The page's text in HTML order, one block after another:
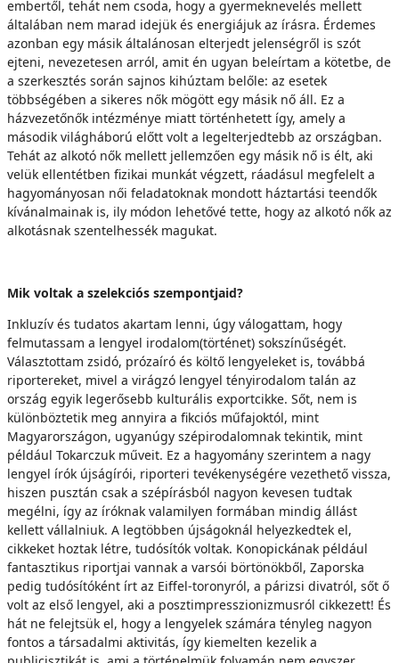
embertől, tehát nem csoda, hogy a gyermeknevelés mellett
általában nem marad idejük és energiájuk az írásra. Érdemes
azonban egy másik általánosan elterjedt jelenségről is szót
ejteni, nevezetesen arról, amit én ugyan beleírtam a kötetbe, de
a szerkesztés során sajnos kihúztam belőle: az esetek
többségében a sikeres nők mögött egy másik nő áll. Ez a
házvezetőnők intézménye miatt történhetett így, amely a
második világháború előtt volt a legelterjedtebb az országban.
Tehát az alkotó nők mellett jellemzően egy másik nő is élt, aki
velük ellentétben fizikai munkát végzett, ráadásul megfelelt a
hagyományosan női feladatoknak mondott háztartási teendők
kívánalmainak is, ily módon lehetővé tette, hogy az alkotó nők az
alkotásnak szentelhessék magukat.
Mik voltak a szelekciós szempontjaid?
Inkluzív és tudatos akartam lenni, úgy válogattam, hogy
felmutassam a lengyel irodalom(történet) sokszínűségét.
Választottam zsidó, prózaíró és költő lengyeleket is, továbbá
riportereket, mivel a virágzó lengyel tényirodalom talán az
ország egyik legerősebb kulturális exportcikke. Sőt, nem is
különböztetik meg annyira a fikciós műfajoktól, mint
Magyarországon, ugyanúgy szépirodalomnak tekintik, mint
például Tokarczuk műveit. Ez a hagyomány szerintem a nagy
lengyel írók újságírói, riporteri tevékenységére vezethető vissza,
hiszen pusztán csak a szépírásból nagyon kevesen tudtak
megélni, így az íróknak valamilyen formában mindig állást
kellett vállalniuk. A legtöbben újságoknál helyezkedtek el,
cikkeket hoztak létre, tudósítók voltak. Konopickának például
fantasztikus riportjai vannak a varsói börtönökből, Zaporska
pedig tudósítóként írt az Eiffel-toronyról, a párizsi divatról, sőt ő
volt az első lengyel, aki a posztimpresszionizmusról cikkezett! És
hát ne felejtsük el, hogy a lengyelek számára tényleg nagyon
fontos a társadalmi aktivitás, így kiemelten kezelik a